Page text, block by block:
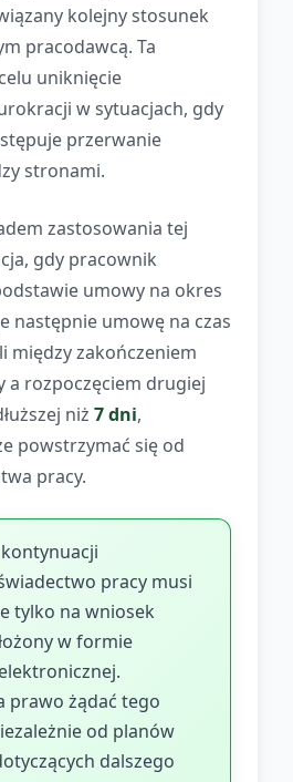
kolejny stosunek
pracodawcą. Ta
uniknięcie
w sytuacjach, gdy
przerwanie
stronami.
zastosowania tej
gdy pracownik
umowy na okres
następnie umowę na czas
między zakończeniem
a rozpoczęciem drugiej
niż 7 dni,
powstrzymać się od
pracy.
pracy musi
tylko na wniosek
w formie
prawo żądać tego
od planów
dalszego